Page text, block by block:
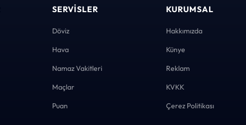
SERVISLER
Döviz
Hava
Namaz Vakitleri
Maçlar
Puan
KURUMSAL
Hakkımızda
Künye
Reklam
KVKK
Çerez Politikası